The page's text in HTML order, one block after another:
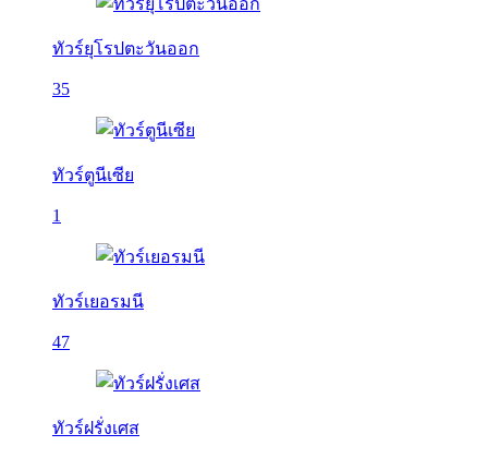
ทัวร์ยุโรปตะวันออก
35
ทัวร์ตูนีเซีย
1
ทัวร์เยอรมนี
47
ทัวร์ฝรั่งเศส